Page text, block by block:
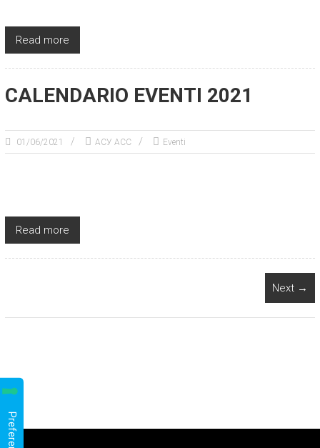
Read more
CALENDARIO EVENTI 2021
01/06/2021 АСУ АСС Eventi
Read more
Next →